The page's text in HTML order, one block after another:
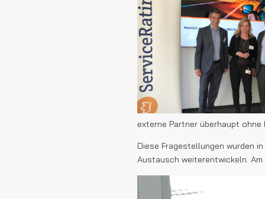
externe Partner überhaupt
Diese Fragestellungen wurden
Austausch weiterentwickeln.